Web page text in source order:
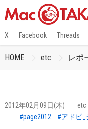
X Facebook Threads
HOME etc レポ
2012年02月09日(木) etc
#page2012
#アドビ_